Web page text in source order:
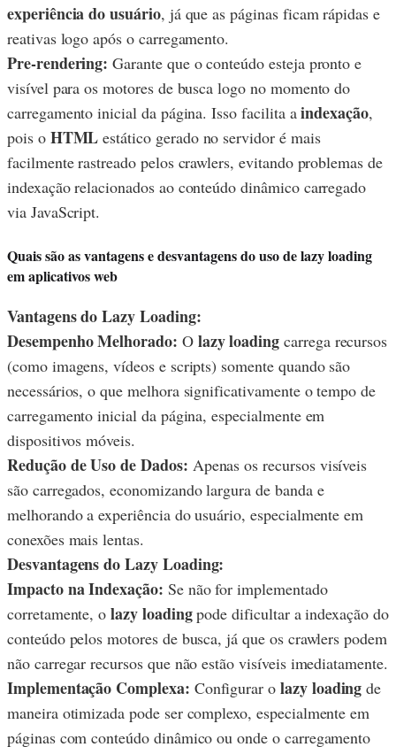
experiência do usuário, já que as páginas ficam rápidas e
reativas logo após o carregamento.
Pre-rendering: Garante que o conteúdo esteja pronto e
visível para os motores de busca logo no momento do
carregamento inicial da página. Isso facilita aindexação,
pois o HTML estático gerado no servidor é mais
facilmente rastreado pelos crawlers, evitando problemas de
indexação relacionados ao conteúdo dinâmico carregado
via JavaScript.
Quais são as vantagens e desvantagens do uso de lazy loading
em aplicativos web
Vantagens do Lazy Loading:
Desempenho Melhorado: O lazy loading carrega recursos
(como imagens, vídeos e scripts) somente quando são
necessários, o que melhora significativamente o tempo de
carregamento inicial da página, especialmente em
dispositivos móveis.
Redução de Uso de Dados: Apenas os recursos visíveis
são carregados, economizando largura de banda e
melhorando a experiência do usuário, especialmente em
conexões mais lentas.
Desvantagens do Lazy Loading:
Impacto na Indexação: Se não for implementado
corretamente, olazy loadingpode dificultar a indexação do
conteúdo pelos motores de busca, já que os crawlers podem
não carregar recursos que não estão visíveis imediatamente.
Implementação Complexa: Configurar olazy loading de
maneira otimizada pode ser complexo, especialmente em
páginas com conteúdo dinâmico ou onde o carregamento